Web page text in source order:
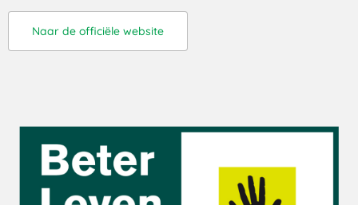
Naar de officiële website